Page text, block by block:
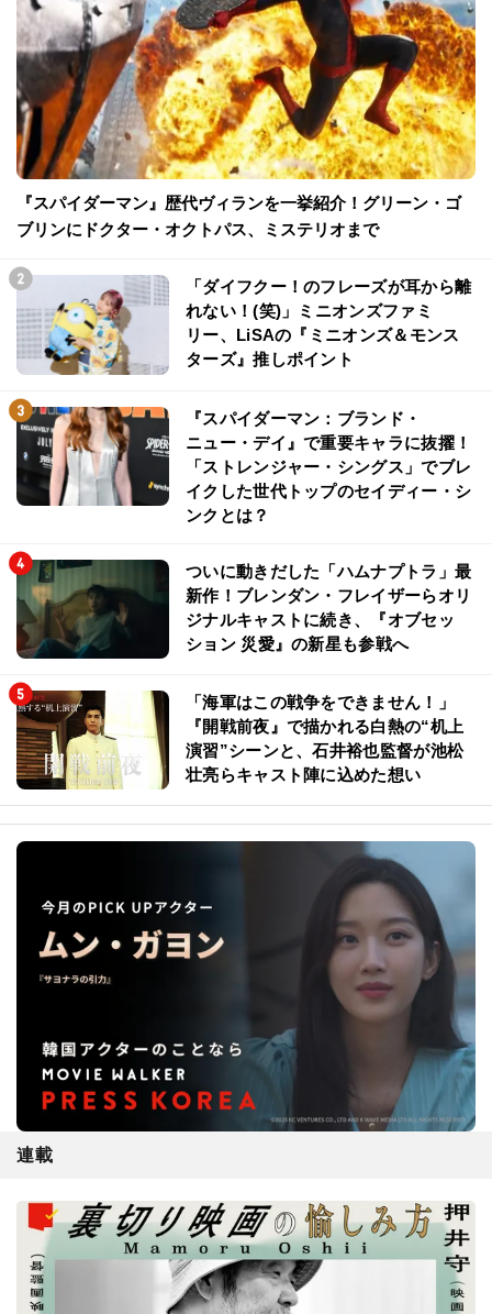
『スパイダーマン』歴代ヴィランを一挙紹介！グリーン・ゴ
ブリンにドクター・オクトパス、ミステリオまで
「ダイフクー！のフレーズが耳から離
れない！(笑)」ミニオンズファミ
リー、LiSAの『ミニオンズ＆モンス
ターズ』推しポイント
『スパイダーマン：ブランド・
ニュー・デイ』で重要キャラに抜擢！
「ストレンジャー・シングス」でブレ
イクした世代トップのセイディー・シ
ンクとは？
ついに動きだした「ハムナプトラ」最
新作！ブレンダン・フレイザーらオリ
ジナルキャストに続き、『オブセッ
ション 災愛』の新星も参戦へ
「海軍はこの戦争をできません！」
『開戦前夜』で描かれる白熱の“机上
演習”シーンと、石井裕也監督が池松
壮亮らキャスト陣に込めた想い
連載